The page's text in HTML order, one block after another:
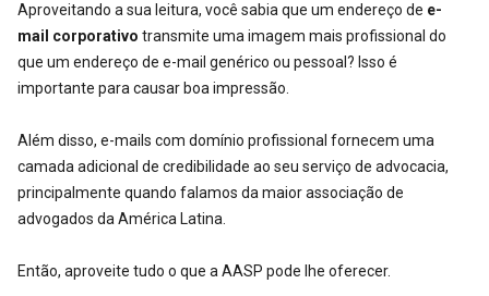
Aproveitando a sua leitura, você sabia que um endereço de e-
mail corporativo transmite uma imagem mais profissional do
que um endereço de e-mail genérico ou pessoal? Isso é
importante para causar boa impressão.
Além disso, e-mails com domínio profissional fornecem uma
camada adicional de credibilidade ao seu serviço de advocacia,
principalmente quando falamos da maior associação de
advogados da América Latina.
Então, aproveite tudo o que a AASP pode lhe oferecer.